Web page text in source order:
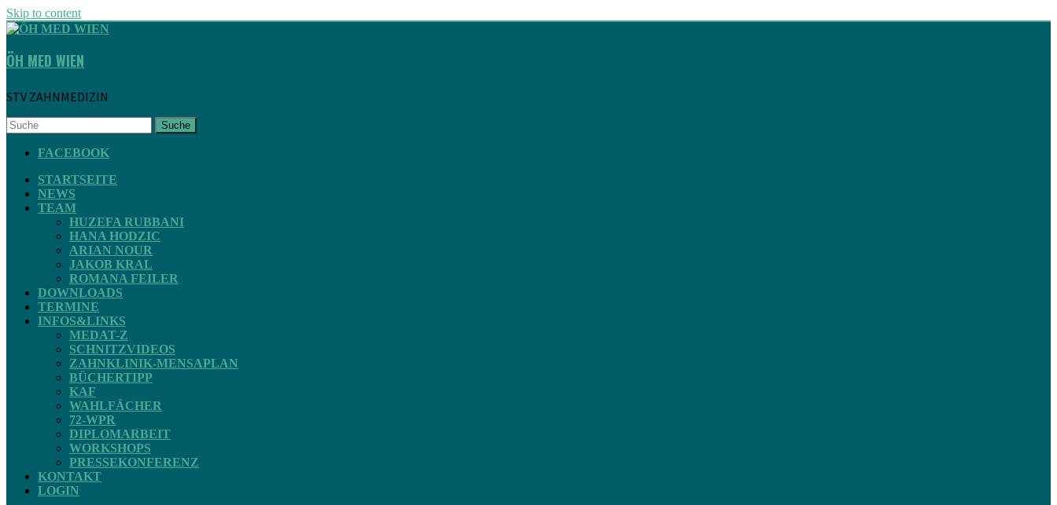
Skip to content
ÖH MED WIEN
STV ZAHNMEDIZIN
Suche
FACEBOOK
STARTSEITE
NEWS
TEAM
HUZEFA RUBBANI
HANA HODZIC
ARIAN NOUR
JAKOB KRAL
ROMANA FEILER
DOWNLOADS
TERMINE
INFOS&LINKS
MEDAT-Z
SCHNITZVIDEOS
ZAHNKLINIK-MENSAPLAN
BÜCHERTIPP
KAF
WAHLFÄCHER
72-WPR
DIPLOMARBEIT
WORKSHOPS
PRESSEKONFERENZ
KONTAKT
LOGIN